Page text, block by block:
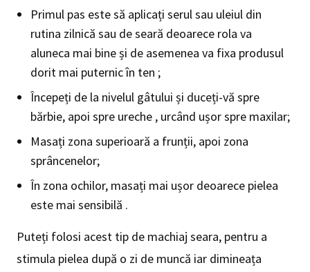
Primul pas este să aplicați serul sau uleiul din
rutina zilnică sau de seară deoarece rola va
aluneca mai bine și de asemenea va fixa produsul
dorit mai puternic în ten ;
Începeți de la nivelul gâtului și duceți-vă spre
bărbie, apoi spre ureche , urcând ușor spre maxilar;
Masați zona superioară a frunții, apoi zona
sprâncenelor;
În zona ochilor, masați mai ușor deoarece pielea
este mai sensibilă .
Puteți folosi acest tip de machiaj seara, pentru a
stimula pielea după o zi de muncă iar dimineața